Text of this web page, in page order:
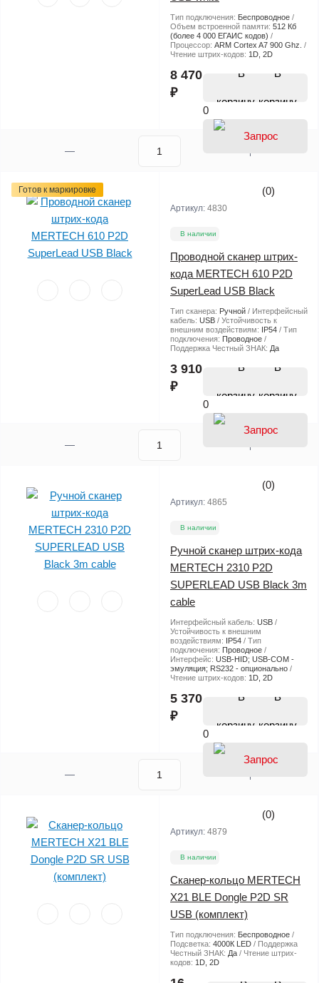
Тип подключения: Беспроводное
Объем встроенной памяти: 512 Кб
(более 4 000 ЕГАИС кодов)
Процессор: ARM Cortex A7 900 Ghz.
Чтение штрих-кодов: 1D, 2D
8 470
₽
В
корзину
0
Готов к маркировке (0)
Артикул: 4830
В наличии
Проводной сканер штрих-
кода MERTECH 610 P2D
SuperLead USB Black
Тип сканера: Ручной
Интерфейсный
кабель: USB
Устойчивость к
внешним воздействиям:
IP54
Тип
подключения: Проводное
Поддержка Честный ЗНАК: Да
3 910
₽
В
корзину
0
(0)
Артикул: 4865
В наличии
Ручной сканер штрих-кода
MERTECH 2310 P2D
SUPERLEAD USB Black 3m
cable
Интерфейсный кабель: USB
Устойчивость к внешним
воздействиям:
IP54
Тип
подключения: Проводное
Интерфейс: USB-HID; USB-COM -
эмуляция; RS232 - опционально
Чтение штрих-кодов: 1D, 2D
5 370
₽
В
корзину
0
(0)
Артикул: 4879
В наличии
Сканер-кольцо MERTECH
X21 BLE Dongle P2D SR
USB (комплект)
Тип подключения: Беспроводное
Подсветка: 4000К LED
Поддержка
Честный ЗНАК: Да
Чтение штрих-
кодов: 1D, 2D